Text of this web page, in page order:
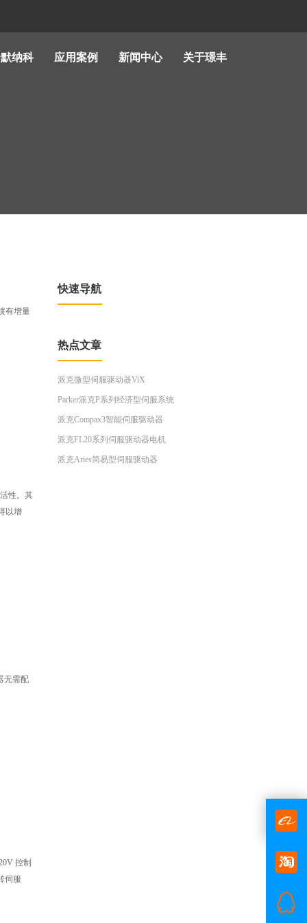
纳科 应用案例 新闻中心 关于璟丰
有增量
性。其
以增
无需配
控制
伺服
快速导航
热点文章
派克微型伺服驱动器ViX
Parker派克P系列经济型伺服系统
派克Compax3智能伺服驱动器
派克FL20系列伺服驱动器电机
派克Aries简易型伺服驱动器